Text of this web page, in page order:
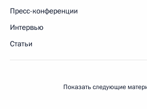
Пресс-конференции
Интервью
Статьи
Показать следующие